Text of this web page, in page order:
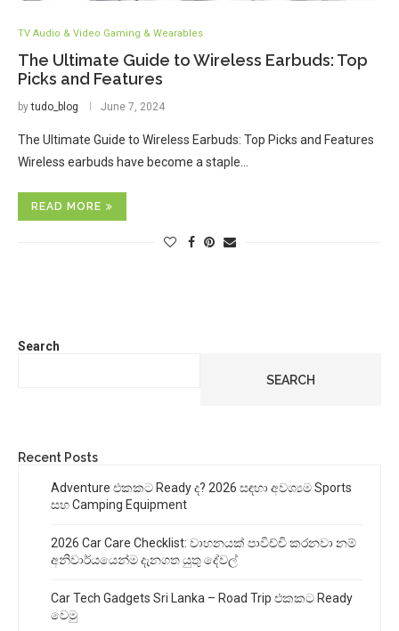
TV Audio & Video Gaming & Wearables
The Ultimate Guide to Wireless Earbuds: Top
Picks and Features
bytudo_blog June 7, 2024
The Ultimate Guide to Wireless Earbuds: Top Picks and Features
Wireless earbuds have become a staple…
READ MORE
Search
SEARCH
Recent Posts
Adventure එකකට Ready ද? 2026 සඳහා අවශ්‍යම Sports
සහ Camping Equipment
2026 Car Care Checklist: වාහනයක් පාවිච්චි කරනවා නම්
අනිවාර්යයෙන්ම දැනගත යුතු දේවල්
Car Tech Gadgets Sri Lanka – Road Trip එකකට Ready
වෙමු